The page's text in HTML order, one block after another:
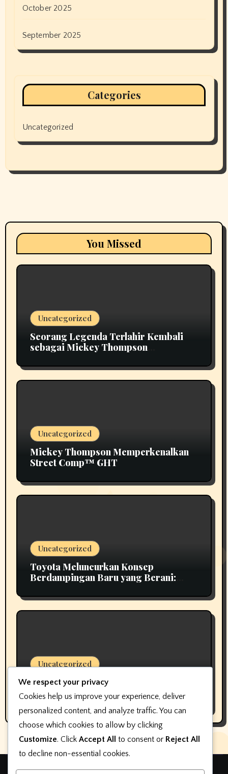
October 2025
September 2025
Categories
Uncategorized
You Missed
Uncategorized
Seorang Legenda Terlahir Kembali
sebagai Mickey Thompson
MT
Uncategorized
Mickey Thompson Memperkenalkan
Street Comp™ GHT
Uncategorized
Toyota Meluncurkan Konsep
Berdampingan Baru yang Berani:
Uncategorized
Pembuat perangkat lunak keterlibatan
pelanggan dealer mengubah nama,
bukan fokus
We respect your privacy
Cookies help us improve your experience, deliver
personalized content, and analyze traffic. You can
choose which cookies to allow by clicking
Customize. Click Accept All to consent or Reject All
to decline non-essential cookies.